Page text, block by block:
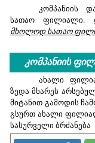
კომპანიის
სათაო ფილიალი.
მხოლოდ სათაო
კომპანიის
ახალი
ზედა მხარეს
მიტანით გამოდის
გსურთ ახალი
სასურველი ბრძანება